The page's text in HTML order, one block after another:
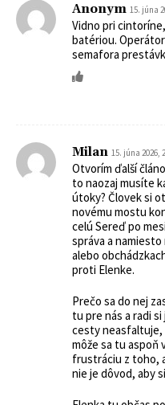
Anonym 15. júna
Vidno pri
batériou.
semafora
Milan 15. júna 2026,
Otvorím ďalší
to naozaj musíte
útoky? Človek si
novému mostu
celú Sereď po
správa a
alebo
proti Elenke.
Prečo sa do nej
tu pre nás a radi
cesty neasfaltuje,
môže sa tu aspoň
frustráciu z toho,
nie je dôvod, aby